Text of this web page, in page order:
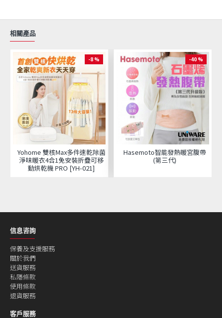
相關產品
-8 %
Yohome 雙核Max多件速乾除菌
淨味暖衣4合1免安裝折疊可移
動烘乾機 PRO [YH-021]
-40 %
Hasemoto智能發熱暖宮腹帶
(第三代)
信息咨詢
保養及支援服務
關於我們
送貨服務
私隱條款
使用條款
退貨服務
客戶服務